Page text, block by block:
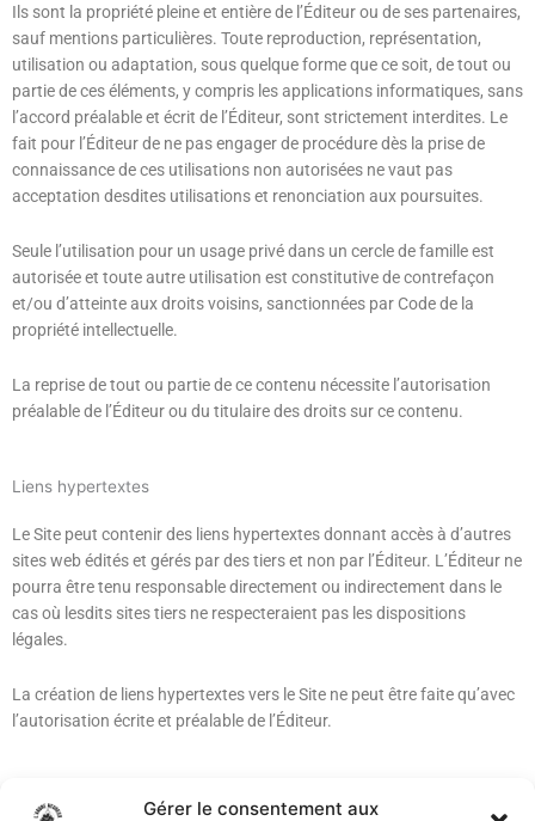
Gérer le consentement aux
Ils sont la propriété pleine et entière de l’Éditeur ou de ses partenaires,
sauf mentions particulières. Toute reproduction, représentation,
utilisation ou adaptation, sous quelque forme que ce soit, de tout ou
partie de ces éléments, y compris les applications informatiques, sans
l’accord préalable et écrit de l’Éditeur, sont strictement interdites. Le
fait pour l’Éditeur de ne pas engager de procédure dès la prise de
connaissance de ces utilisations non autorisées ne vaut pas
acceptation desdites utilisations et renonciation aux poursuites.
Seule l’utilisation pour un usage privé dans un cercle de famille est
autorisée et toute autre utilisation est constitutive de contrefaçon
et/ou d’atteinte aux droits voisins, sanctionnées par Code de la
propriété intellectuelle.
La reprise de tout ou partie de ce contenu nécessite l’autorisation
préalable de l’Éditeur ou du titulaire des droits sur ce contenu.
Liens hypertextes
Le Site peut contenir des liens hypertextes donnant accès à d’autres
sites web édités et gérés par des tiers et non par l’Éditeur. L’Éditeur ne
pourra être tenu responsable directement ou indirectement dans le
cas où lesdits sites tiers ne respecteraient pas les dispositions
légales.
La création de liens hypertextes vers le Site ne peut être faite qu’avec
l’autorisation écrite et préalable de l’Éditeur.